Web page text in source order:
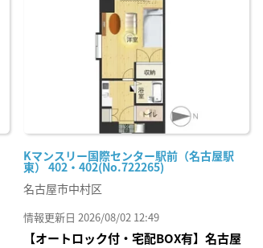
Kマンスリー国際センター駅前（名古屋駅
東） 402・402(No.722265)
名古屋市中村区
情報更新日 2026/08/02 12:49
【オートロック付・宅配BOX有】名古屋